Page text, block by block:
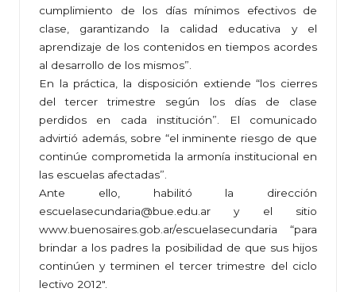
cumplimiento de los días mínimos efectivos de
clase, garantizando la calidad educativa y el
aprendizaje de los contenidos en tiempos acordes
al desarrollo de los mismos”.
En la práctica, la disposición extiende “los cierres
del tercer trimestre según los días de clase
perdidos en cada institución”. El comunicado
advirtió además, sobre “el inminente riesgo de que
continúe comprometida la armonía institucional en
las escuelas afectadas”.
Ante ello, habilitó la dirección
escuelasecundaria@bue.edu.ar y el sitio
www.buenosaires.gob.ar/escuelasecundaria “para
brindar a los padres la posibilidad de que sus hijos
continúen y terminen el tercer trimestre del ciclo
lectivo 2012″.